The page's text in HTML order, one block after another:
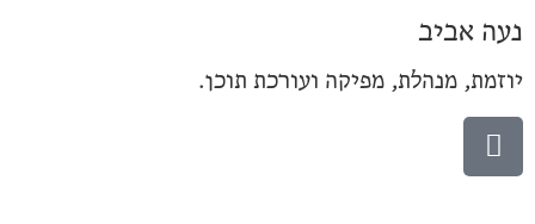
נעה אביב
יוזמת, מנהלת, מפיקה ועורכת תוכן.